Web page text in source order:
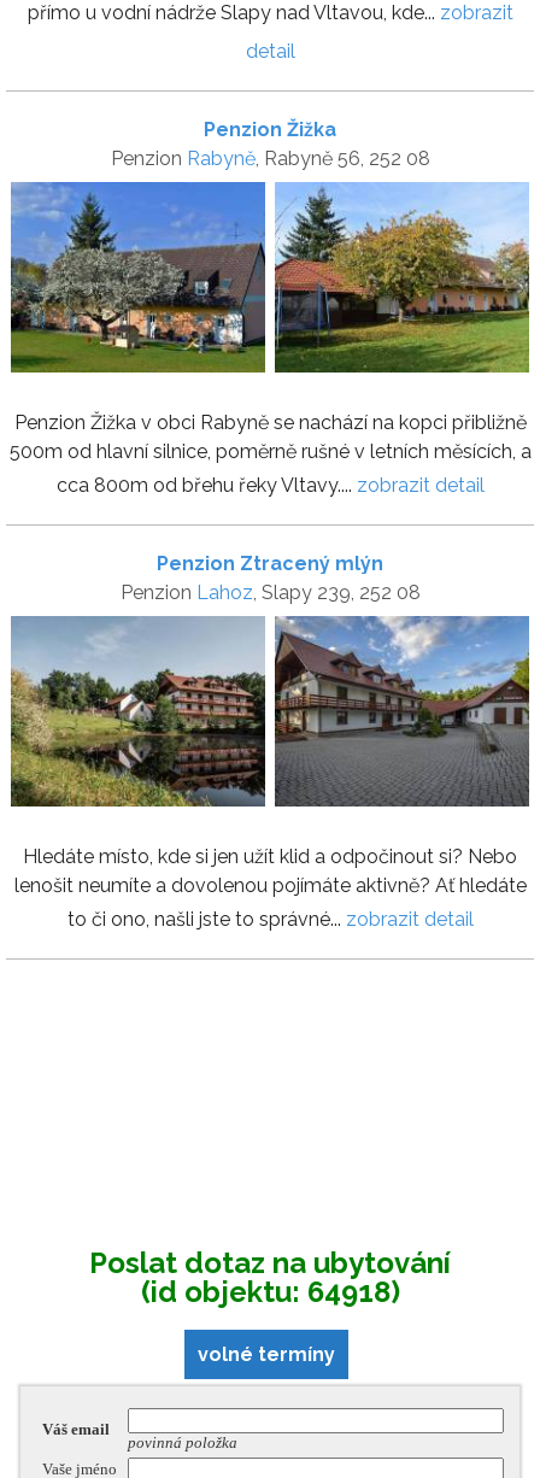
přímo u vodní nádrže Slapy nad Vltavou, kde... zobrazit
detail
Penzion Žižka
Penzion Rabyně, Rabyně 56, 252 08
Penzion Žižka v obci Rabyně se nachází na kopci přibližně
500m od hlavní silnice, poměrně rušné v letních měsících, a
cca 800m od břehu řeky Vltavy.... zobrazit detail
Penzion Ztracený mlýn
Penzion Lahoz, Slapy 239, 252 08
Hledáte místo, kde si jen užít klid a odpočinout si? Nebo
lenošit neumíte a dovolenou pojímáte aktivně? Ať hledáte
to či ono, našli jste to správné... zobrazit detail
Poslat dotaz na ubytování
(id objektu: 64918)
volné termíny